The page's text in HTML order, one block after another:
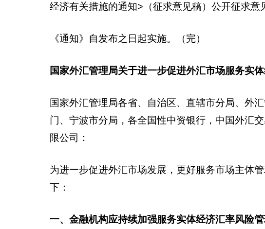
经济有关措施的通知>（征求意见稿）公开征求意
《通知》自发布之日起实施。（完）
国家外汇管理局关于进一步促进外汇市场服务实
国家外汇管理局各省、自治区、直辖市分局、外
门、宁波市分局，各全国性中资银行，中国外汇
限公司：
为进一步促进外汇市场发展，更好服务市场主体
下：
一、金融机构应持续加强服务实体经济汇率风险